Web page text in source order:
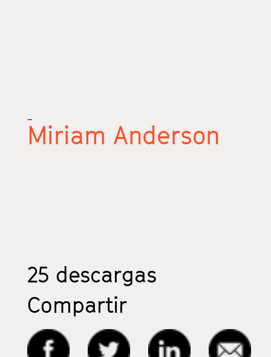
_
Miriam Anderson
25 descargas
Compartir